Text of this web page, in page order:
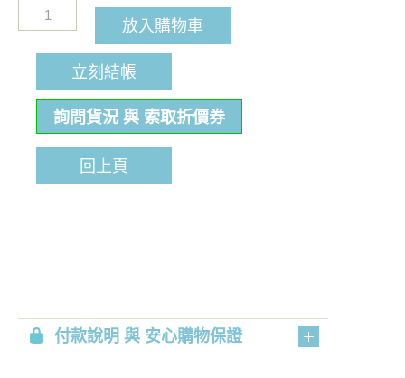
放入購物車
立刻結帳
詢問貨況 與 索取折價券
回上頁
付款說明 與 安心購物保證